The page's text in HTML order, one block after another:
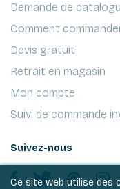
Demande de
Comment
Devis gratuit
Retrait en magasin
Mon compte
Suivi de commande
Suivez-nous
Ce site web utilise des